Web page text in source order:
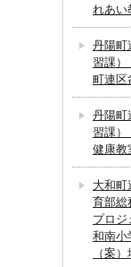
れあい
丹陽町
習課
町連区
丹陽町
習課）
健康教
大和町
育部総
プロジ
和南小
（案